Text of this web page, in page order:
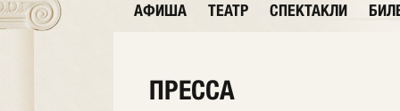
АФИША ТЕАТР СПЕКТАКЛИ
ПРЕССА